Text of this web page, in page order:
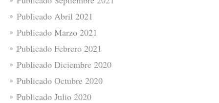
Publicado Abril 2021
Publicado Marzo 2021
Publicado Febrero 2021
Publicado Diciembre 2020
Publicado Octubre 2020
Publicado Julio 2020